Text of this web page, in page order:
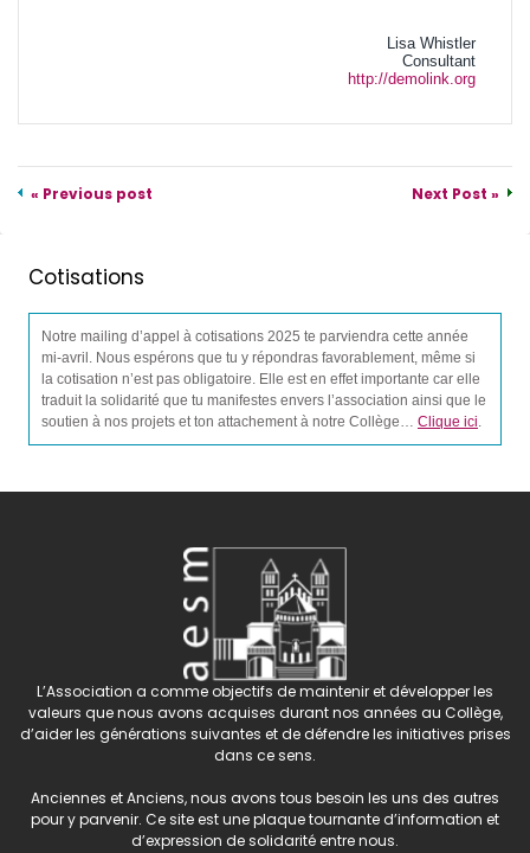
Lisa Whistler
Consultant
http://demolink.org
« Previous post Next Post »
Cotisations
Notre mailing d’appel à cotisations 2025 te parviendra cette année
mi-avril. Nous espérons que tu y répondras favorablement, même si
la cotisation n’est pas obligatoire. Elle est en effet importante car elle
traduit la solidarité que tu manifestes envers l’association ainsi que le
soutien à nos projets et ton attachement à notre Collège… Clique ici.
L’Association a comme objectifs de maintenir et développer les
valeurs que nous avons acquises durant nos années au Collège,
d’aider les générations suivantes et de défendre les initiatives prises
dans ce sens.
Anciennes et Anciens, nous avons tous besoin les uns des autres
pour y parvenir. Ce site est une plaque tournante d’information et
d’expression de solidarité entre nous.